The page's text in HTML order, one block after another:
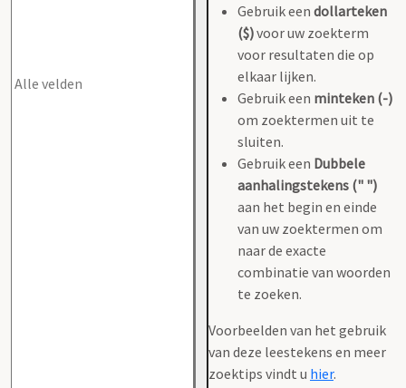
Gebruik een dollarteken
($)voor uw zoekterm
voor resultaten die op
elkaar lijken.
Gebruik een minteken (-)
om zoektermen uit te
sluiten.
Gebruik een Dubbele
aanhalingstekens (" ")
aan het begin en einde
van uw zoektermen om
naar de exacte
combinatie van woorden
te zoeken.
Voorbeelden van het gebruik
van deze leestekens en meer
zoektips vindt u hier.